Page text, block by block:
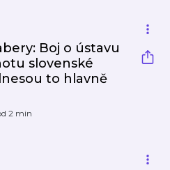
Boj o ústavu
slovenské
to hlavně
2 min